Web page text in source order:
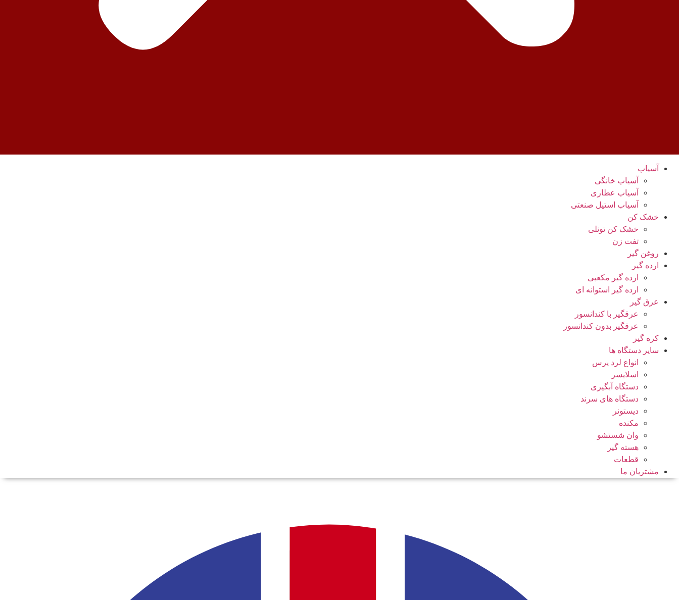
آسیاب
آسیاب خانگی
آسیاب عطاری
آسیاب استیل صنعتی
خشک کن
خشک کن تونلی
تفت زن
روغن گیر
ارده گیر
ارده گیر مکعبی
ارده گیر استوانه ای
عرق گیر
عرقگیر با کندانسور
عرقگیر بدون کندانسور
کره گیر
سایر دستگاه ها
انواع لرد پرس
اسلایسر
دستگاه آبگیری
دستگاه های سرند
دیستونر
مکنده
وان شستشو
هسته گیر
قطعات
مشتریان ما